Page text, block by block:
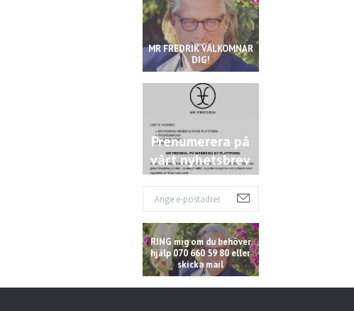
MR FREDRIK VÄLKOMNAR
DIG!
Prenumerera på
vårt nyhetsbrev
RING mig om du behöver
hjälp 070 660 59 80 eller
skicka mail